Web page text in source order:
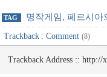
TAG 명작게임, 페르시아
Trackback : Comment (8)
Trackback Address :: http://